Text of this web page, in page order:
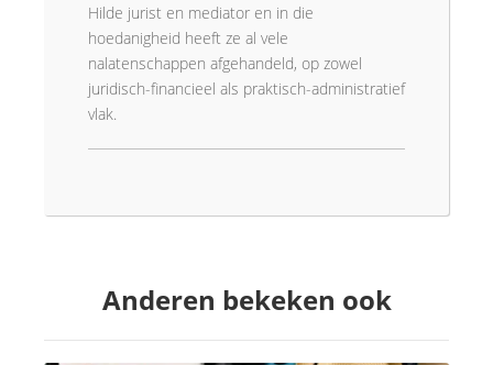
Hilde jurist en mediator en in die
hoedanigheid heeft ze al vele
nalatenschappen afgehandeld, op zowel
juridisch-financieel als praktisch-administratief
vlak.
Anderen bekeken ook